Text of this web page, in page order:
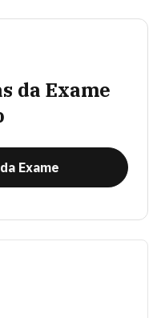
da Exame
Exame